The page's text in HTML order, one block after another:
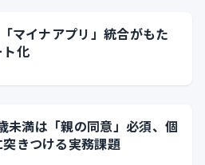
マイナアプリ」統合がもた
化
未満は「親の同意」必須、個
きつける実務課題